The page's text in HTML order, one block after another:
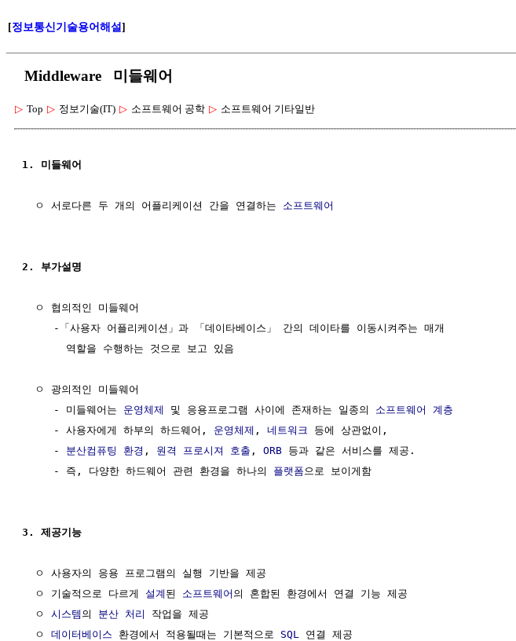
[정보통신기술용어해설]
Middleware 미들웨어
▷ Top ▷ 정보기술(IT) ▷ 소프트웨어 공학 ▷ 소프트웨어 기타일반
1. 미들웨어
  ㅇ 서로다른 두 개의 어플리케이션 간을 연결하는
소프트웨어
2. 부가설명
  ㅇ 협의적인 미들웨어
     -「사용자 어플리케이션」과 「데이타베이스」 간의 데이타를 이동시켜주는 매개
       역할을 수행하는 것으로 보고 있음
  ㅇ 광의적인 미들웨어
     - 미들웨어는
운영체제 및 응용프로그램 사이에 존재하는 일종의 소프트웨어
계층
     - 사용자에게 하부의 하드웨어,
운영체제 , 네트워크
등에 상관없이,
     -
분산컴퓨팅 환경 , 원격 프로시져 호출 , ORB 등과 같은 서비스를 제공.
     - 즉, 다양한 하드웨어 관련 환경을 하나의
플랫폼 으로 보이게함
3. 제공기능
  ㅇ 사용자의 응용 프로그램의 실행 기반을 제공
  ㅇ 기술적으로 다르게
설계 된 소프트웨어 의 혼합된 환경에서 연결 기능 제공
  ㅇ
시스템 의 분산 처리
작업을 제공
  ㅇ
데이터베이스 환경에서 적용될때는 기본적으로 SQL
연결 제공